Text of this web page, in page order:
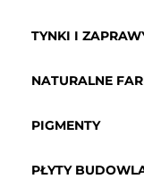
TYNKI I
NATURALNE
PIGMENTY
PŁYTY